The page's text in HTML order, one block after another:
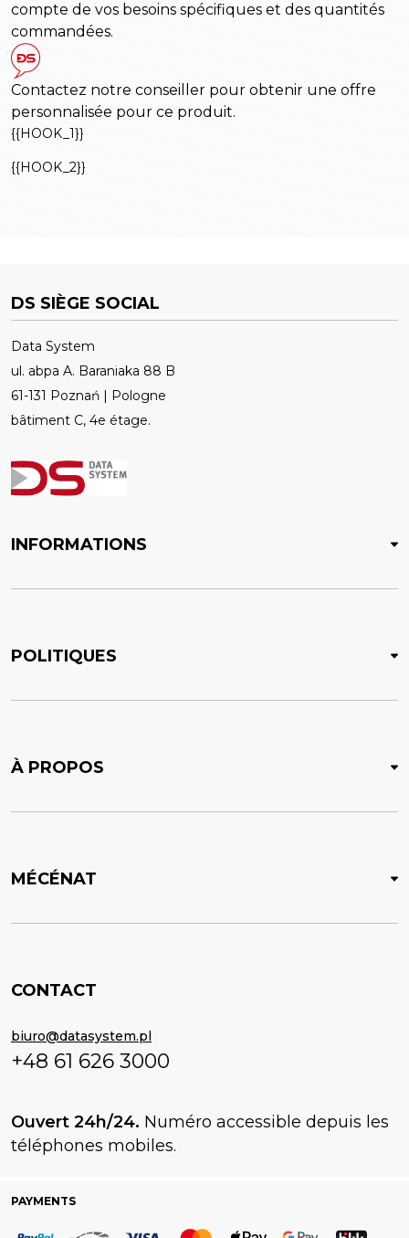
compte de vos besoins spécifiques et des quantités
commandées.
Contactez notre conseiller pour obtenir une offre
personnalisée pour ce produit.
{{HOOK_1}}
{{HOOK_2}}
DS SIÈGE SOCIAL
Data System
ul. abpa A. Baraniaka 88 B
61-131 Poznań | Pologne
bâtiment C, 4e étage.
INFORMATIONS
POLITIQUES
À PROPOS
MÉCÉNAT
CONTACT
biuro@datasystem.pl
+48 61 626 3000
Ouvert 24h/24. Numéro accessible depuis les
téléphones mobiles.
PAYMENTS